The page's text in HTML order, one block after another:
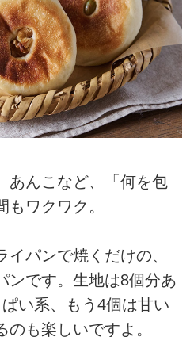
あんこなど、「何を包
ワクワク。
イパンで焼くだけの、
ンです。生地は8個分あ
い系、もう4個は甘い
も楽しいですよ。